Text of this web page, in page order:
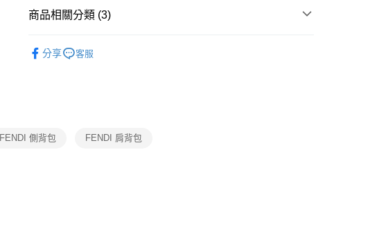
３．收到繳費通知簡訊後14天內，點擊此簡訊中的連結，可透過四大超商
絡購買商品的店家。未經商家同意取消之訂單仍視為有效，需透過AFTEE
１．透過由恩沛科技股份有限公司提供之「AFTEE先享後付」服務完成之
免運費
商品相關分類 (3)
分享 客服
FENDI 側背包 FENDI 肩背包